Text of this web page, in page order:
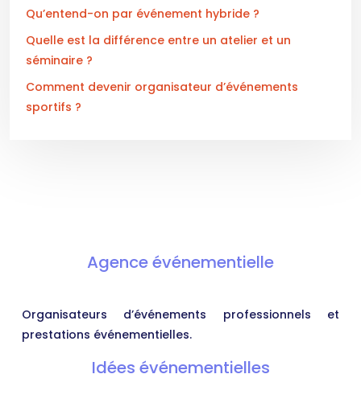
Qu’entend-on par événement hybride ?
Quelle est la différence entre un atelier et un
séminaire ?
Comment devenir organisateur d’événements
sportifs ?
Agence événementielle
Organisateurs d’événements professionnels et
prestations événementielles.
Idées événementielles